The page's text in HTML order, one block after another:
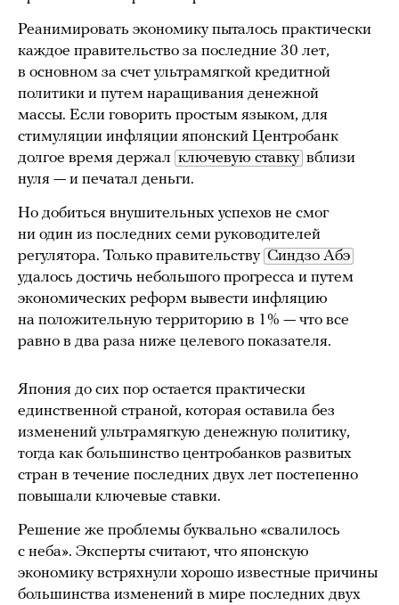
Реанимировать экономику пыталось практически
каждое правительство за последние 30 лет,
в основном за счет ультрамягкой кредитной
политики и путем наращивания денежной
массы. Если говорить простым языком, для
стимуляции инфляции японский Центробанк
долгое время держал ключевую ставку вблизи
нуля — и печатал деньги.
Но добиться внушительных успехов не смог
ни один из последних семи руководителей
регулятора. Только правительству Синдзо Абэ
удалось достичь небольшого прогресса и путем
экономических реформ вывести инфляцию
на положительную территорию в 1% — что все
равно в два раза ниже целевого показателя.
Япония до сих пор остается практически
единственной страной, которая оставила без
изменений ультрамягкую денежную политику,
тогда как большинство центробанков развитых
стран в течение последних двух лет постепенно
повышали ключевые ставки.
Решение же проблемы буквально «свалилось
с неба». Эксперты считают, что японскую
экономику встряхнули хорошо известные причины
большинства изменений в мире последних двух